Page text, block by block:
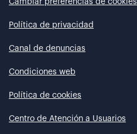
Política de privacidad
Canal de denuncias
Condiciones web
Política de cookies
Centro de Atención a Usuarios